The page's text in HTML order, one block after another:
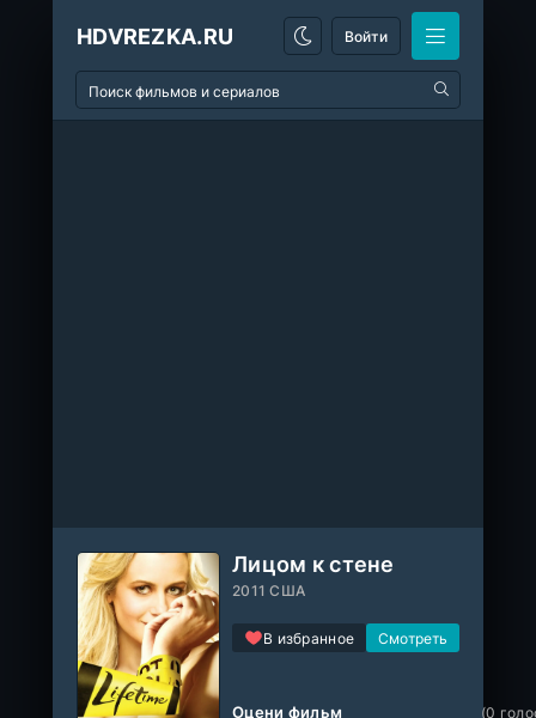
HDVREZKA.RU Войти
Лицом к стене
2011 США
В избранное
Оцени фильм
(0